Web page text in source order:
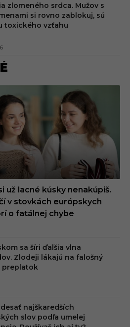
zlomeného srdca. Mužov s
si rovno zablokuj, sú
toxického vzťahu
už lacné kúsky nenakúpiš.
v stovkách európskych
o fatálnej chybe
sa šíri ďalšia vlna
Zlodeji lákajú na falošný
preplatok
najškaredších
slov podľa umelej